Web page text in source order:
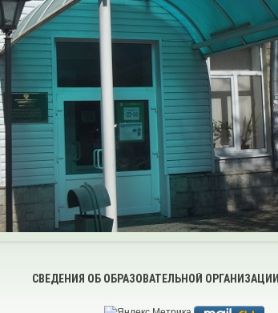
СВЕДЕНИЯ ОБ ОБРАЗОВАТЕЛЬНОЙ ОРГАНИЗАЦИИ